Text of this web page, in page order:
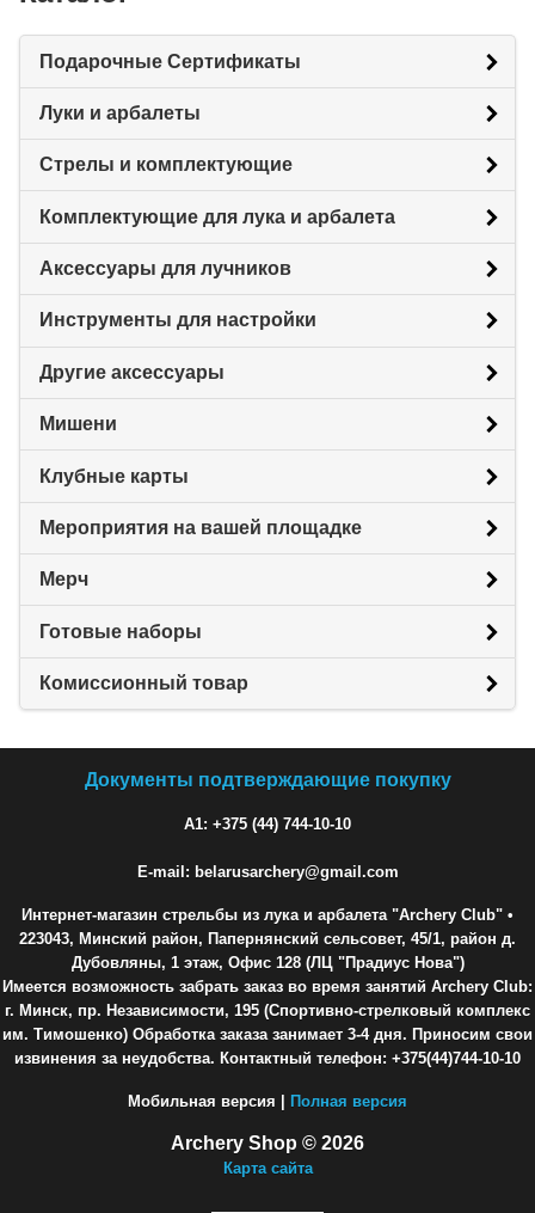
Подарочные Сертификаты
Луки и арбалеты
Стрелы и комплектующие
Комплектующие для лука и арбалета
Аксессуары для лучников
Инструменты для настройки
Другие аксессуары
Мишени
Клубные карты
Мероприятия на вашей площадке
Мерч
Готовые наборы
Комиссионный товар
Документы подтверждающие покупку
A1: +375 (44) 744-10-10
E-mail: belarusarchery@gmail.com
Интернет-магазин стрельбы из лука и арбалета "Archery Club" •
223043, Минский район, Папернянский сельсовет, 45/1, район д.
Дубовляны, 1 этаж, Офис 128 (ЛЦ "Прадиус Нова")
Имеется возможность забрать заказ во время занятий Archery Club:
г. Минск, пр. Независимости, 195 (Спортивно-стрелковый комплекс
им. Тимошенко) Обработка заказа занимает 3-4 дня. Приносим свои
извинения за неудобства. Контактный телефон: +375(44)744-10-10
Мобильная версия | Полная версия
Archery Shop © 2026
Карта сайта